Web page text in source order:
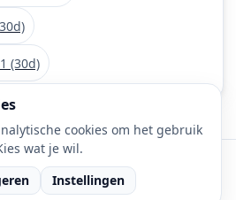
1 (30d)
• 112 meldingen is onderdeel
van DaLec.
cookies om het gebruik
wat je wil.
Instellingen